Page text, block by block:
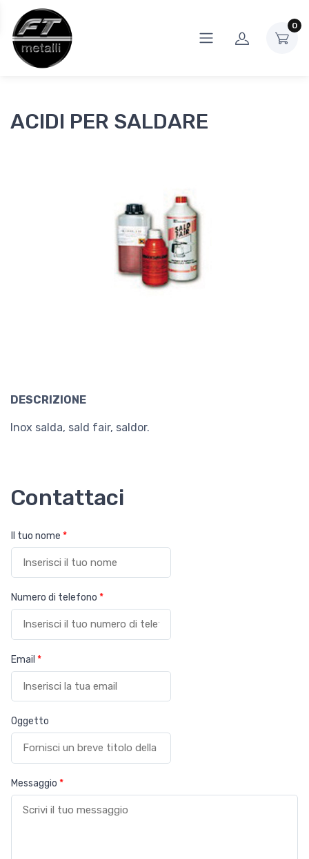
0
ACIDI PER SALDARE
DESCRIZIONE
Inox salda, sald fair, saldor.
Contattaci
Il tuo nome *
Numero di telefono *
Email *
Oggetto
Messaggio *